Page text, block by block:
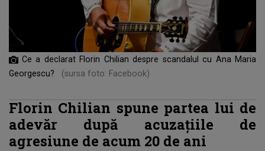
Ce a declarat Florin Chilian despre scandalul cu Ana Maria
Georgescu?
(sursa foto: Facebook)
Florin Chilian spune partea lui de
adevăr după acuzațiile de
agresiune de acum 20 de ani